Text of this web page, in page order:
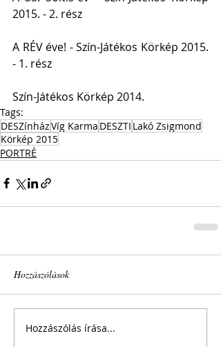
2015. - 2. rész
A RÉV éve! - Szín-Játékos Körkép 2015.
- 1. rész
Szín-Játékos Körkép 2014.
Tags:
DESZínházVíg Karma DESZTI Lakó Zsigmond
Körkép 2015
PORTRÉ
Hozzászólások
Hozzászólás írása...